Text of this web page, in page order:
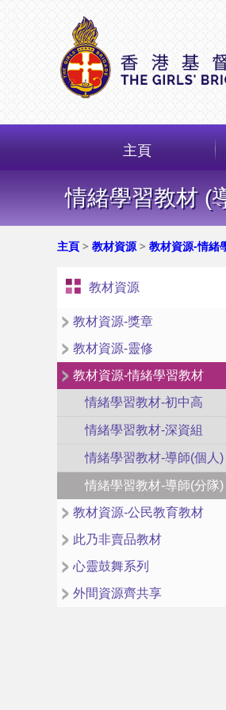
主頁
情緒學習教材 (
主頁 > 教材資源> 教材資源-情緒
教材資源
教材資源-獎章
教材資源-靈修
教材資源-情緒學習教材
情緒學習教材-初中高
情緒學習教材-深資組
情緒學習教材-導師(個人)
情緒學習教材-導師(分隊)
教材資源-公民教育教材
此乃非賣品教材
心靈鼓舞系列
外間資源齊共享